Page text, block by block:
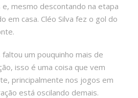
mesmo descontando na etapa
em casa. Cléo Silva fez o gol do
um pouquinho mais de
isso é uma coisa que vem
principalmente nos jogos em
está oscilando demais.